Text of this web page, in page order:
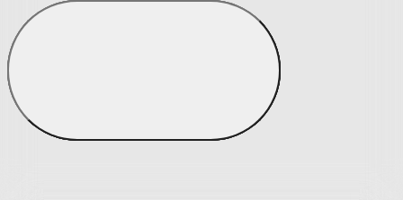
Prostěradla